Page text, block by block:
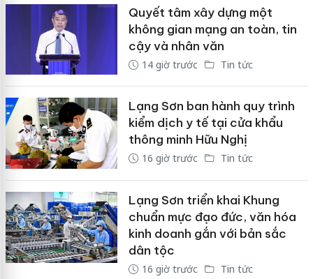
Quyết tâm xây dựng một
không gian mạng an toàn, tin
cậy và nhân văn
14 giờ trước Tin tức
Lạng Sơn ban hành quy trình
kiểm dịch y tế tại cửa khẩu
thông minh Hữu Nghị
16 giờ trước Tin tức
Lạng Sơn triển khai Khung
chuẩn mực đạo đức, văn hóa
kinh doanh gắn với bản sắc
dân tộc
16 giờ trước Tin tức